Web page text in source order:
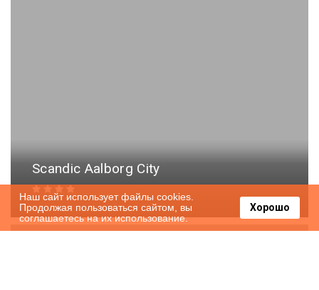
Scandic Aalborg City
Наш сайт использует файлы cookies.
Продолжая пользоваться сайтом, вы
соглашаетесь на их использование.
Хорошо